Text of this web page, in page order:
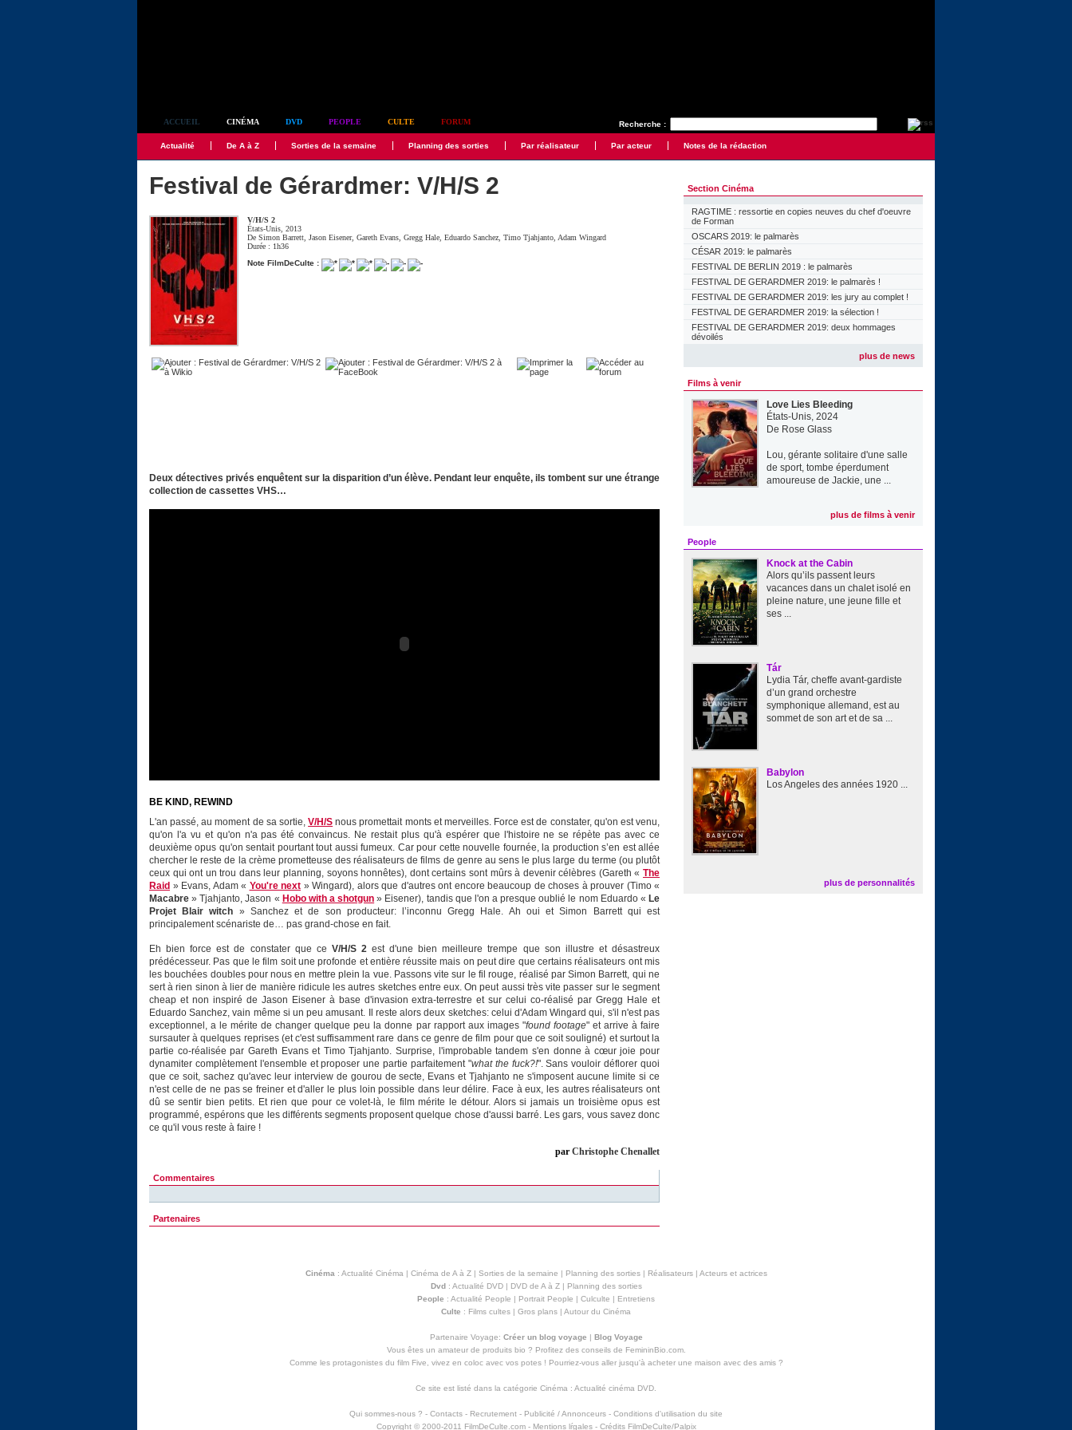
Recherche :
ACCUEIL CINÉMA DVD PEOPLE CULTE FORUM
Actualité De A à Z Sorties de la semaine Planning des sorties Par réalisateur Par acteur Notes de la rédaction
Festival de Gérardmer: V/H/S 2
V/H/S 2
États-Unis, 2013
DeSimon Barrett ,Jason Eisener,Gareth Evans ,Gregg Hale ,Eduardo Sanchez ,Timo Tjahjanto Adam Wingard
Durée : 1h36
Note FilmDeCulte :
Deux détectives privés enquêtent sur la disparition d’un élève. Pendant leur enquête, ils tombent sur une étrange
collection de cassettes VHS…
BE KIND, REWIND
L'an passé, au moment de sa sortie,V/H/S nous promettait monts et merveilles. Force est de constater, qu'on est venu,
qu'on l'a vu et qu'on n'a pas été convaincus. Ne restait plus qu'à espérer que l'histoire ne se répète pas avec ce
deuxième opus qu'on sentait pourtant tout aussi fumeux. Car pour cette nouvelle fournée, la production s’en est allée
chercher le reste de la crème prometteuse des réalisateurs de films de genre au sens le plus large du terme (ou plutôt
ceux qui ont un trou dans leur planning, soyons honnêtes), dont certains sont mûrs à devenir célèbres (Gareth « The
Raid » Evans, Adam « You're next » Wingard), alors que d'autres ont encore beaucoup de choses à prouver (Timo «
Macabre » Tjahjanto, Jason « Hobo with a shotgun » Eisener), tandis que l'on a presque oublié le nom Eduardo « Le
Projet Blair witch » Sanchez et de son producteur: l’inconnu Gregg Hale. Ah oui et Simon Barrett qui est
principalement scénariste de… pas grand-chose en fait.
Eh bien force est de constater que ce V/H/S 2est d'une bien meilleure trempe que son illustre et désastreux
prédécesseur. Pas que le film soit une profonde et entière réussite mais on peut dire que certains réalisateurs ont mis
les bouchées doubles pour nous en mettre plein la vue. Passons vite sur le fil rouge, réalisé par Simon Barrett, qui ne
sert à rien sinon à lier de manière ridicule les autres sketches entre eux. On peut aussi très vite passer sur le segment
cheap et non inspiré de Jason Eisener à base d'invasion extra-terrestre et sur celui co-réalisé par Gregg Hale et
Eduardo Sanchez, vain même si un peu amusant. Il reste alors deux sketches: celui d'Adam Wingard qui, s'il n'est pas
exceptionnel, a le mérite de changer quelque peu la donne par rapport aux images "found footage" et arrive à faire
sursauter à quelques reprises (et c'est suffisamment rare dans ce genre de film pour que ce soit souligné) et surtout la
partie co-réalisée par Gareth Evans et Timo Tjahjanto. Surprise, l'improbable tandem s'en donne à cœur joie pour
dynamiter complètement l'ensemble et proposer une partie parfaitement "what the fuck?!". Sans vouloir déflorer quoi
que ce soit, sachez qu'avec leur interview de gourou de secte, Evans et Tjahjanto ne s'imposent aucune limite si ce
n'est celle de ne pas se freiner et d'aller le plus loin possible dans leur délire. Face à eux, les autres réalisateurs ont
dû se sentir bien petits. Et rien que pour ce volet-là, le film mérite le détour. Alors si jamais un troisième opus est
programmé, espérons que les différents segments proposent quelque chose d'aussi barré. Les gars, vous savez donc
ce qu'il vous reste à faire !
par Christophe Chenallet
Commentaires
Partenaires
Section Cinéma
RAGTIME : ressortie en copies neuves du chef d'oeuvre
de Forman
OSCARS 2019: le palmarès
CÉSAR 2019: le palmarès
FESTIVAL DE BERLIN 2019 : le palmarès
FESTIVAL DE GERARDMER 2019: le palmarès !
FESTIVAL DE GERARDMER 2019: les jury au complet !
FESTIVAL DE GERARDMER 2019: la sélection !
FESTIVAL DE GERARDMER 2019: deux hommages
dévoilés
plus de news
Films à venir
Love Lies Bleeding
États-Unis, 2024
De Rose Glass
Lou, gérante solitaire d'une salle
de sport, tombe éperdument
amoureuse de Jackie, une ...
plus de films à venir
People
Knock at the Cabin
Alors qu’ils passent leurs
vacances dans un chalet isolé en
pleine nature, une jeune fille et
ses ...
Tár
Lydia Tár, cheffe avant-gardiste
d’un grand orchestre
symphonique allemand, est au
sommet de son art et de sa ...
Babylon
Los Angeles des années 1920 ...
plus de personnalités
Cinéma : Actualité Cinéma | Cinéma de A à Z| Sorties de la semaine | Planning des sorties| Réalisateurs| Acteurs et actrices
Dvd: Actualité DVD| DVD de A à Z| Planning des sorties
People : Actualité People | Portrait People | Culculte | Entretiens
Culte : Films cultes | Gros plans | Autour du Cinéma
Partenaire Voyage: Créer un blog voyage | Blog Voyage
Vous êtes un amateur de produits bio ? Profitez des conseils de FemininBio.com.
Comme les protagonistes du film Five, vivez en coloc avec vos potes ! Pourriez-vous aller jusqu'à acheter une maison avec des amis?
Ce site est listé dans la catégorie Cinéma : Actualité cinéma DVD
Qui sommes-nous ? - Contacts - Recrutement - Publicité / Annonceurs - Conditions d'utilisation du site
Copyright © 2000-2011 FilmDeCulte.com - Mentions lŕgales- Crédits FilmDeCulte/Palpix